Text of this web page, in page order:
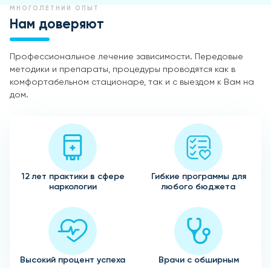
МНОГОЛЕТНИЙ ОПЫТ
Нам доверяют
Профессиональное лечение зависимости. Передовые
методики и препараты, процедуры проводятся как в
комфортабельном стационаре, так и с выездом к Вам на
дом.
12 лет практики в сфере
наркологии
Гибкие программы для
любого бюджета
Высокий процент успеха
Врачи с обширным